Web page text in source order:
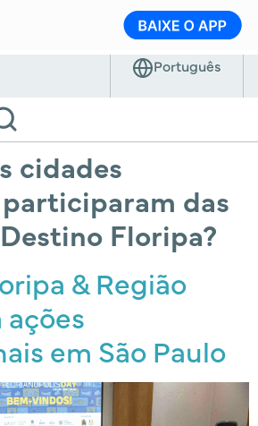
cidades
das
Floripa?
& Região
em São Paulo